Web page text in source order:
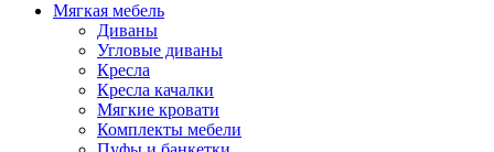
Мягкая мебель
Диваны
Угловые диваны
Кресла
Кресла качалки
Мягкие кровати
Комплекты мебели